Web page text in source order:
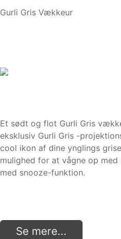
Gurli Gris Vækkeur
Et sødt og flot Gurli Gris
eksklusiv Gurli Gris -
cool ikon af dine ynglings
mulighed for at vågne op
med snooze-funktion.
Se mere...